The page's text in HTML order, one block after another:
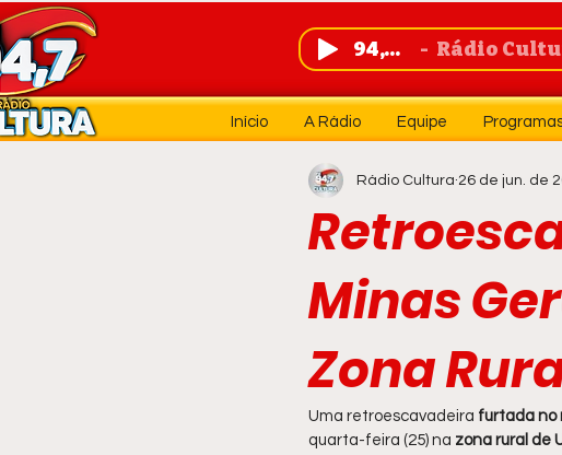
94,7 FM Rádio Cultura de
Início A Rádio Equipe
Minas
Zona
Rádio Cultura 26 de jun. de
Uma retroescavadeira furtada no
quarta-feira (25) na zona rural de